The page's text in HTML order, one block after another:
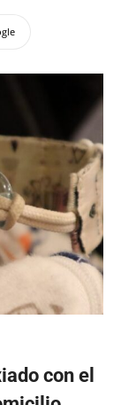
con el